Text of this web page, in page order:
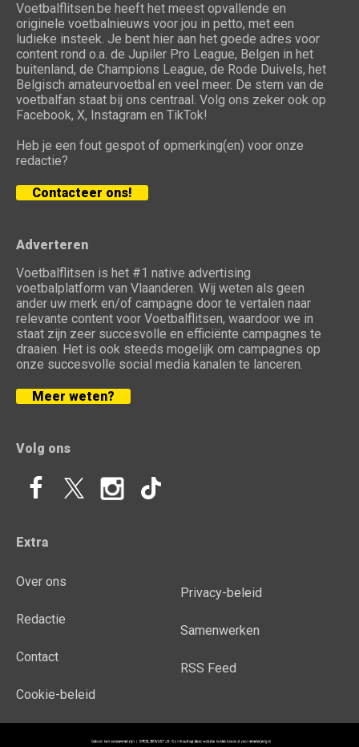
Voetbalflitsen.be heeft het meest opvallende en
originele voetbalnieuws voor jou in petto, met een
ludieke insteek. Je bent hier aan het goede adres voor
content rond o.a. de Jupiler Pro League, Belgen in het
buitenland, de Champions League, de Rode Duivels, het
Belgisch amateurvoetbal en veel meer. De stem van de
voetbalfan staat bij ons centraal. Volg ons zeker ook op
Facebook, X, Instagram en TikTok!
Heb je een fout gespot of opmerking(en) voor onze
redactie?
Contacteer ons!
Adverteren
Voetbalflitsen is het #1 native advertising
voetbalplatform van Vlaanderen. Wij weten als geen
ander uw merk en/of campagne door te vertalen naar
relevante content voor Voetbalflitsen, waardoor we in
staat zijn zeer succesvolle en efficiënte campagnes te
draaien. Het is ook steeds mogelijk om campagnes op
onze succesvolle social media kanalen te lanceren.
Meer weten?
Volg ons
Extra
Over ons
Redactie
Contact
Cookie-beleid
Privacy-beleid
Samenwerken
RSS Feed